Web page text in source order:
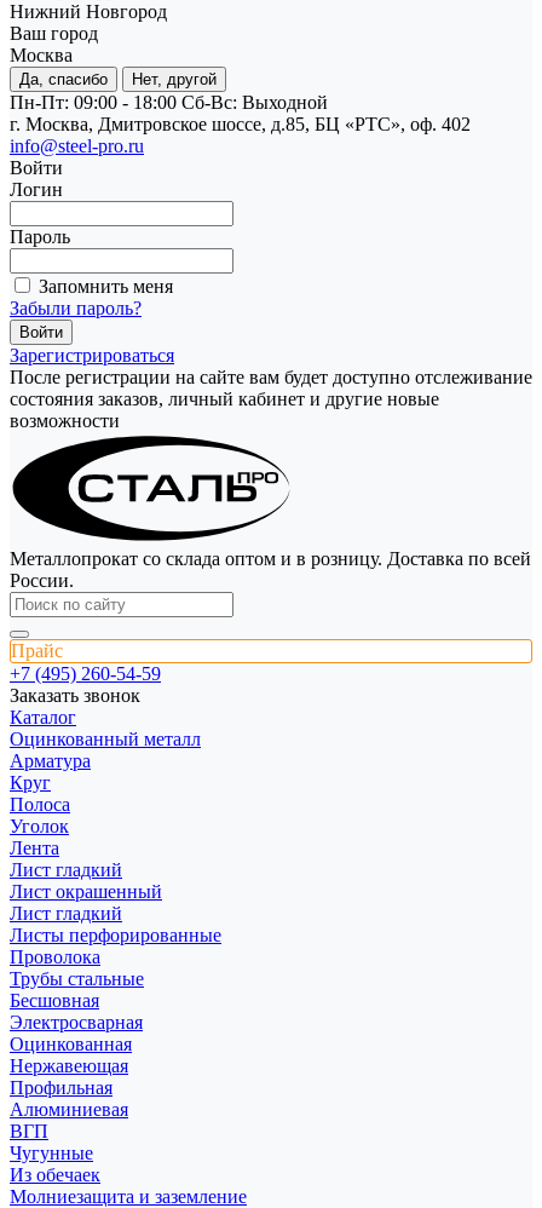
Нижний Новгород
Ваш город
Москва
Да, спасибо Нет, другой
Пн-Пт: 09:00 - 18:00 Cб-Вс: Выходной
г. Москва, Дмитровское шоссе, д.85, БЦ «РТС», оф. 402
info@steel-pro.ru
Войти
Логин
Пароль
Запомнить меня
Забыли пароль?
Зарегистрироваться
После регистрации на сайте вам будет доступно отслеживание
состояния заказов, личный кабинет и другие новые
возможности
Металлопрокат со склада оптом и в розницу. Доставка по всей
России.
Прайс
+7 (495) 260-54-59
Заказать звонок
Каталог
Оцинкованный металл
Арматура
Круг
Полоса
Уголок
Лента
Лист гладкий
Лист окрашенный
Лист гладкий
Листы перфорированные
Проволока
Трубы стальные
Бесшовная
Электросварная
Оцинкованная
Нержавеющая
Профильная
Алюминиевая
ВГП
Чугунные
Из обечаек
Молниезащита и заземление